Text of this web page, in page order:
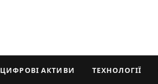
ЦИФРОВІ АКТИВИ ТЕХНОЛОГІЇ